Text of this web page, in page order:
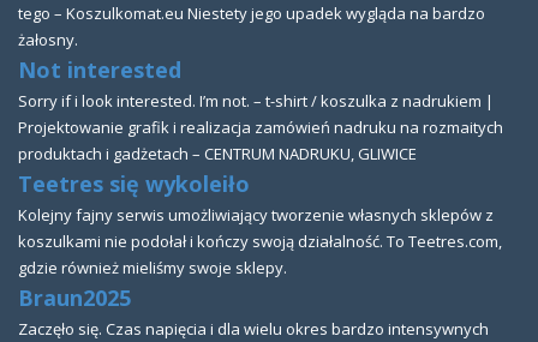
tego – Koszulkomat.eu Niestety jego upadek wygląda na bardzo
żałosny.
Not interested
Sorry if i look interested. I’m not. – t-shirt / koszulka z nadrukiem |
Projektowanie grafik i realizacja zamówień nadruku na rozmaitych
produktach i gadżetach – CENTRUM NADRUKU, GLIWICE
Teetres się wykoleiło
Kolejny fajny serwis umożliwiający tworzenie własnych sklepów z
koszulkami nie podołał i kończy swoją działalność. To Teetres.com,
gdzie również mieliśmy swoje sklepy.
Braun2025
Zaczęło się. Czas napięcia i dla wielu okres bardzo intensywnych